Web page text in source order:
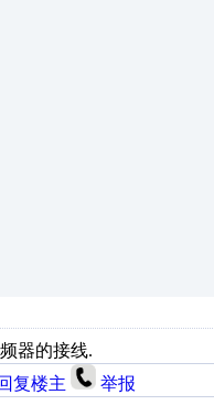
器的接线.
复楼主 举报